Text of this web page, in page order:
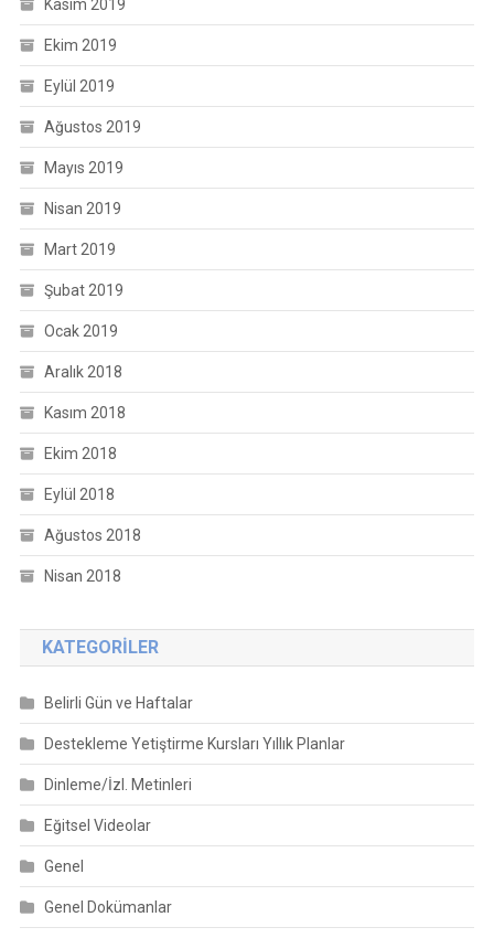
Kasım 2019
Ekim 2019
Eylül 2019
Ağustos 2019
Mayıs 2019
Nisan 2019
Mart 2019
Şubat 2019
Ocak 2019
Aralık 2018
Kasım 2018
Ekim 2018
Eylül 2018
Ağustos 2018
Nisan 2018
KATEGORILER
Belirli Gün ve Haftalar
Destekleme Yetiştirme Kursları Yıllık Planlar
Dinleme/İzl. Metinleri
Eğitsel Videolar
Genel
Genel Dokümanlar